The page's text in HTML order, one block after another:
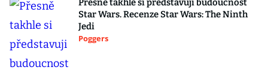
Přesně takhle si představuji budoucnost
Star Wars. Recenze Star Wars: The Ninth
Jedi
Poggers